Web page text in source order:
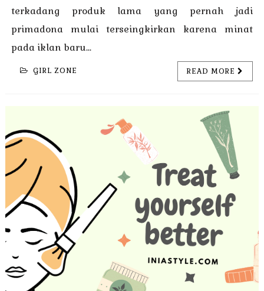
terkadang produk lama yang pernah jadi
primadona mulai terseingkirkan karena minat
pada iklan baru...
GIRL ZONE READ MORE